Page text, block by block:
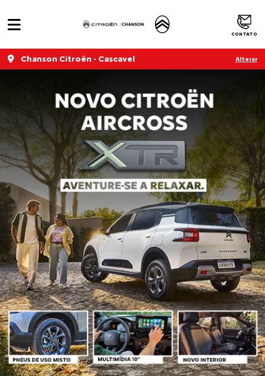
CONTATO
Chanson Citroën - Cascavel Alterar